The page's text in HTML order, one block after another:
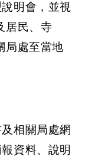
明會，並視
居民、寺
局處至當地
相關局處網
資料、說明